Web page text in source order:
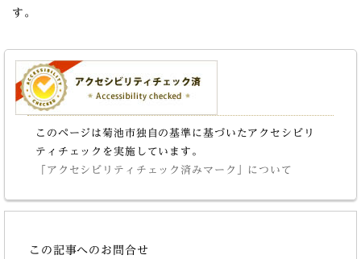
す。
このページは菊池市独自の基準に基づいたアクセシビリ
ティチェックを実施しています。
「アクセシビリティチェック済みマーク」について
この記事へのお問合せ